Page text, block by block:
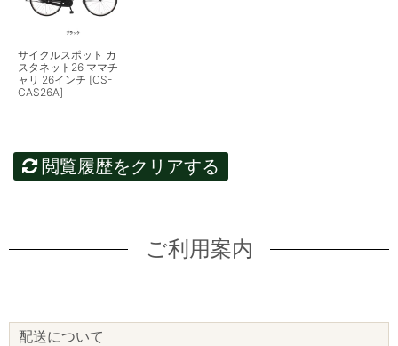
サイクルスポット カ
スタネット26 ママチ
ャリ 26インチ [CS-
CAS26A]
閲覧履歴をクリアする
ご利用案内
配送について